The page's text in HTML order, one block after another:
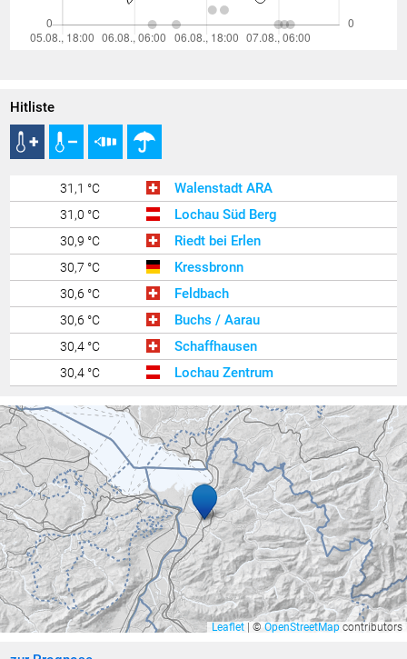
Hitliste
31,1 °C Walenstadt ARA
31,0 °C Lochau Süd Berg
30,9 °C Riedt bei Erlen
30,7 °C Kressbronn
30,6 °C Feldbach
30,6 °C Buchs / Aarau
30,4 °C Schaffhausen
30,4 °C Lochau Zentrum
30,3 °C Lindau West
30,0 °C Rüti
29,9 °C Feldkirch Nofels Nord
29,8 °C Feldkirch Nofels 2
29,8 °C Ravensburg - Weißenau
29,7 °C Widnau
29,7 °C Balzers Oksaboda
29,7 °C Zürich / Affoltern
29,7 °C Cham
Leaflet | © OpenStreetMap contributors